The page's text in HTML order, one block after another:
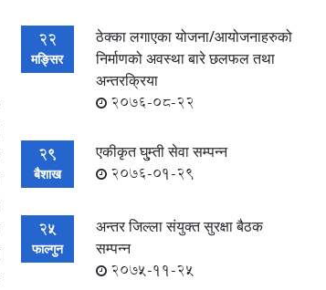
22
मङ्सिर
ठेक्का लगाएका योजना/आयोजनाहरुको
निर्माणको अवस्था बारे छलफल तथा
अन्तरक्रिया
2076-08-22
29
बैशाख
एकीकृत घु्म्ती सेवा सम्पन्न
2076-01-29
25
फाल्गुन
अन्तर जिल्ला संयुक्त सुरक्षा बैठक
सम्पन्न
2075-11-25